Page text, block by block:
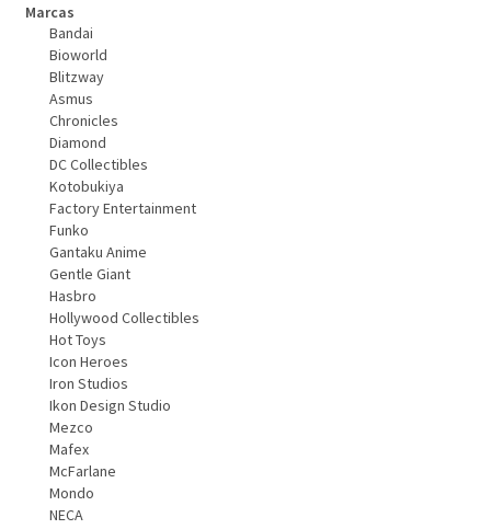
Marcas
Bandai
Bioworld
Blitzway
Asmus
Chronicles
Diamond
DC Collectibles
Kotobukiya
Factory Entertainment
Funko
Gantaku Anime
Gentle Giant
Hasbro
Hollywood Collectibles
Hot Toys
Icon Heroes
Iron Studios
Ikon Design Studio
Mezco
Mafex
McFarlane
Mondo
NECA